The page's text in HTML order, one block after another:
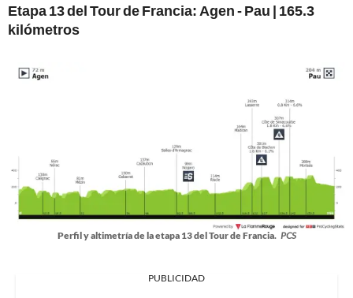
Etapa 13 del Tour de Francia: Agen - Pau | 165.3
kilómetros
Perfil y altimetría de la etapa 13 del Tour de Francia. PCS
PUBLICIDAD